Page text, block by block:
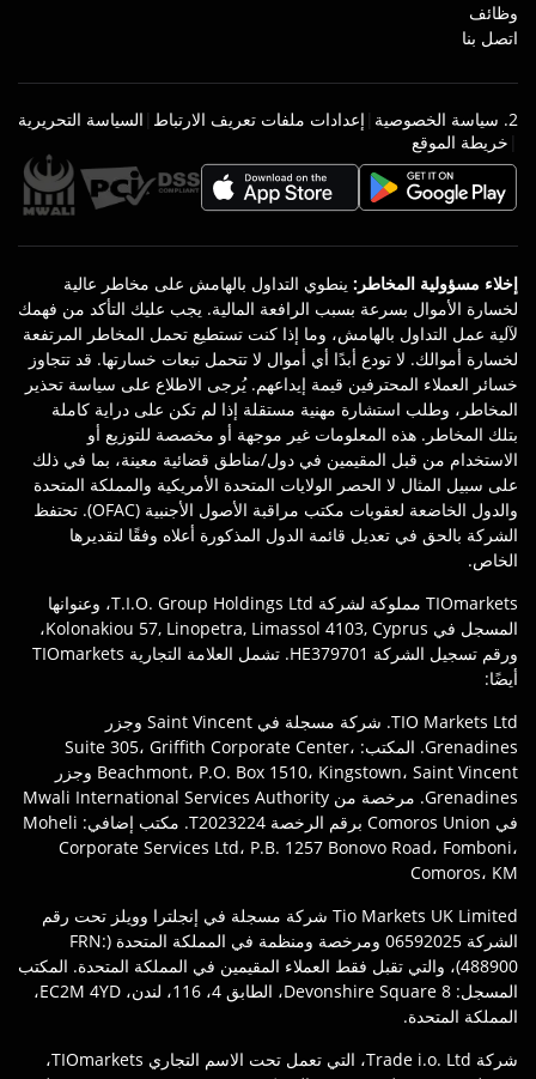
وظائف
اتصل بنا
2. سياسة الخصوصية | إعدادات ملفات تعريف الارتباط | السياسة التحريرية
| خريطة الموقع
إخلاء مسؤولية المخاطر : ينطوي التداول بالهامش على مخاطر عالية
لخسارة الأموال بسرعة بسبب الرافعة المالية. يجب عليك التأكد من فهمك
لآلية عمل التداول بالهامش، وما إذا كنت تستطيع تحمل المخاطر المرتفعة
لخسارة أموالك. لا تودع أبدًا أي أموال لا تتحمل تبعات خسارتها. قد تتجاوز
خسائر العملاء المحترفين قيمة إيداعهم. يُرجى الاطلاع على سياسة تحذير
المخاطر، وطلب استشارة مهنية مستقلة إذا لم تكن على دراية كاملة
بتلك المخاطر. هذه المعلومات غير موجهة أو مخصصة للتوزيع أو
الاستخدام من قبل المقيمين في دول/مناطق قضائية معينة، بما في ذلك
على سبيل المثال لا الحصر الولايات المتحدة الأمريكية والمملكة المتحدة
والدول الخاضعة لعقوبات مكتب مراقبة الأصول الأجنبية (OFAC). تحتفظ
الشركة بالحق في تعديل قائمة الدول المذكورة أعلاه وفقًا لتقديرها
الخاص.
TIOmarkets مملوكة لشركة T.I.O. Group Holdings Ltd، وعنوانها
المسجل في Kolonakiou 57, Linopetra, Limassol 4103, Cyprus،
ورقم تسجيل الشركة HE379701. تشمل العلامة التجارية TIOmarkets
أيضًا:
TIO Markets Ltd. شركة مسجلة في Saint Vincent وجزر
Grenadines. المكتب: Suite 305، Griffith Corporate Center،
Beachmont، P.O. Box 1510، Kingstown، Saint Vincent وجزر
Grenadines. مرخصة من Mwali International Services Authority
في Comoros Union برقم الرخصة T2023224. مكتب إضافي: Moheli
Corporate Services Ltd، P.B. 1257 Bonovo Road، Fomboni،
Comoros، KM
Tio Markets UK Limited شركة مسجلة في إنجلترا وويلز تحت رقم
الشركة 06592025 ومرخصة ومنظمة في المملكة المتحدة (FRN:
488900)، والتي تقبل فقط العملاء المقيمين في المملكة المتحدة. المكتب
المسجل: 8 Devonshire Square، الطابق 4، 116، لندن، EC2M 4YD،
المملكة المتحدة.
شركة Trade i.o. Ltd، التي تعمل تحت الاسم التجاري TIOmarkets،